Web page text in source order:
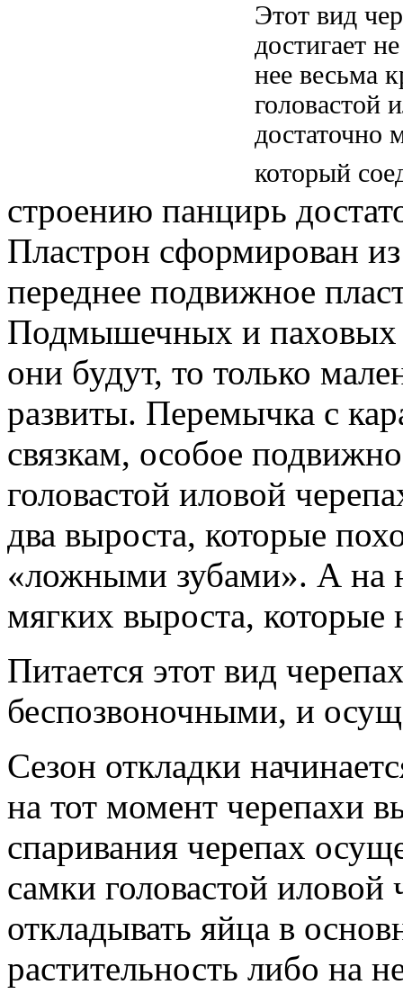
Этот вид
достигает
нее весьма
головастой
достаточно
который
строению панцирь
Пластрон сформирован
переднее подвижное
Подмышечных и паховых
они будут, то только
развиты. Перемычка с
связкам, особое
головастой иловой
два выроста, которые
«ложными зубами». А на
мягких выроста,
Питается этот вид
беспозвоночными, и
Сезон откладки
на тот момент черепахи
спаривания черепах
самки головастой
откладывать яйца в
растительность либо на